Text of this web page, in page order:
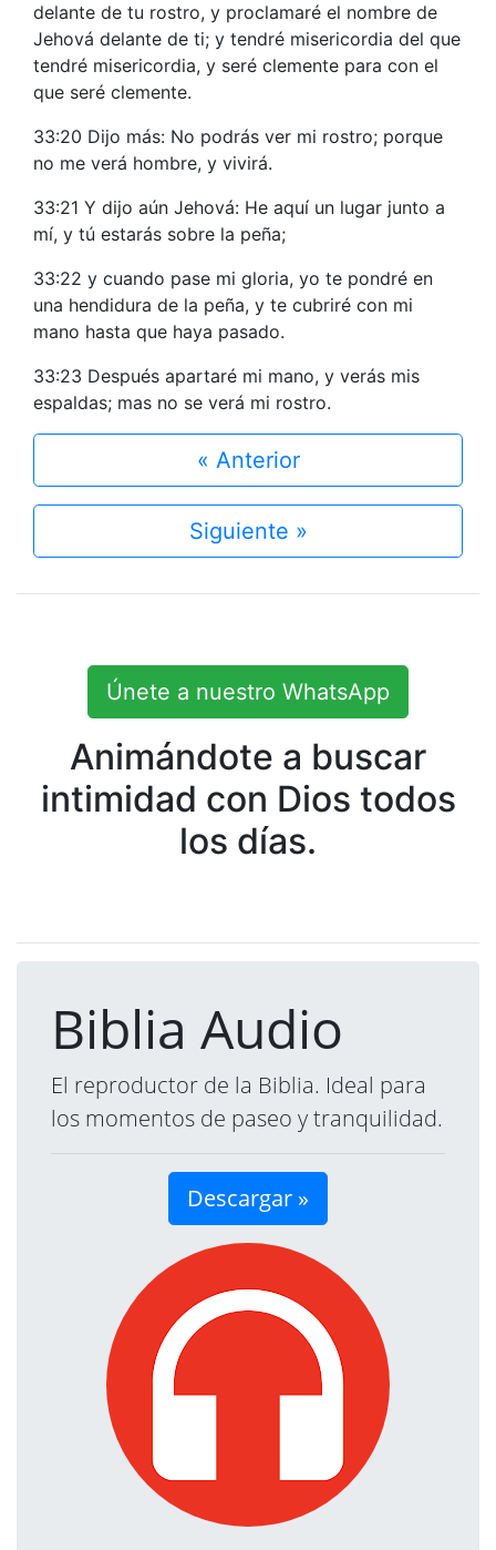
delante de tu rostro, y proclamaré el nombre de
Jehová delante de ti; y tendré misericordia del que
tendré misericordia, y seré clemente para con el
que seré clemente.
33:20 Dijo más: No podrás ver mi rostro; porque
no me verá hombre, y vivirá.
33:21 Y dijo aún Jehová: He aquí un lugar junto a
mí, y tú estarás sobre la peña;
33:22 y cuando pase mi gloria, yo te pondré en
una hendidura de la peña, y te cubriré con mi
mano hasta que haya pasado.
33:23 Después apartaré mi mano, y verás mis
espaldas; mas no se verá mi rostro.
« Anterior
Siguiente »
Únete a nuestro WhatsApp
Animándote a buscar
intimidad con Dios todos
los días.
Biblia Audio
El reproductor de la Biblia. Ideal para
los momentos de paseo y tranquilidad.
Descargar »